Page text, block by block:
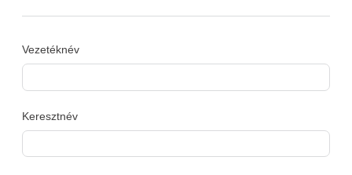
Vezetéknév
Keresztnév